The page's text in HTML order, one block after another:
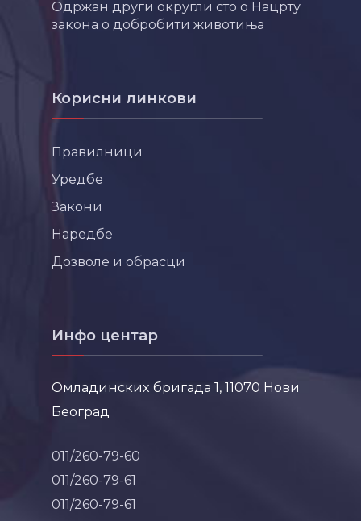
Одржан други округли сто о Нацрту
закона о добробити животиња
Корисни линкови
Правилници
Уредбе
Закони
Наредбе
Дозволе и обрасци
Инфо центар
Омладинских бригада 1, 11070 Нови
Београд
011/260-79-60
011/260-79-61
011/260-79-61